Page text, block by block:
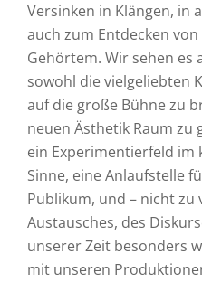
Versinken in Klängen, in
auch zum Entdecken
Gehörtem. Wir sehen es
sowohl die vielgeliebten
auf die große Bühne zu
neuen Ästhetik Raum zu
ein Experimentierfeld im
Sinne, eine Anlaufstelle
Publikum, und – nicht zu
Austausches, des
unserer Zeit besonders
mit unseren